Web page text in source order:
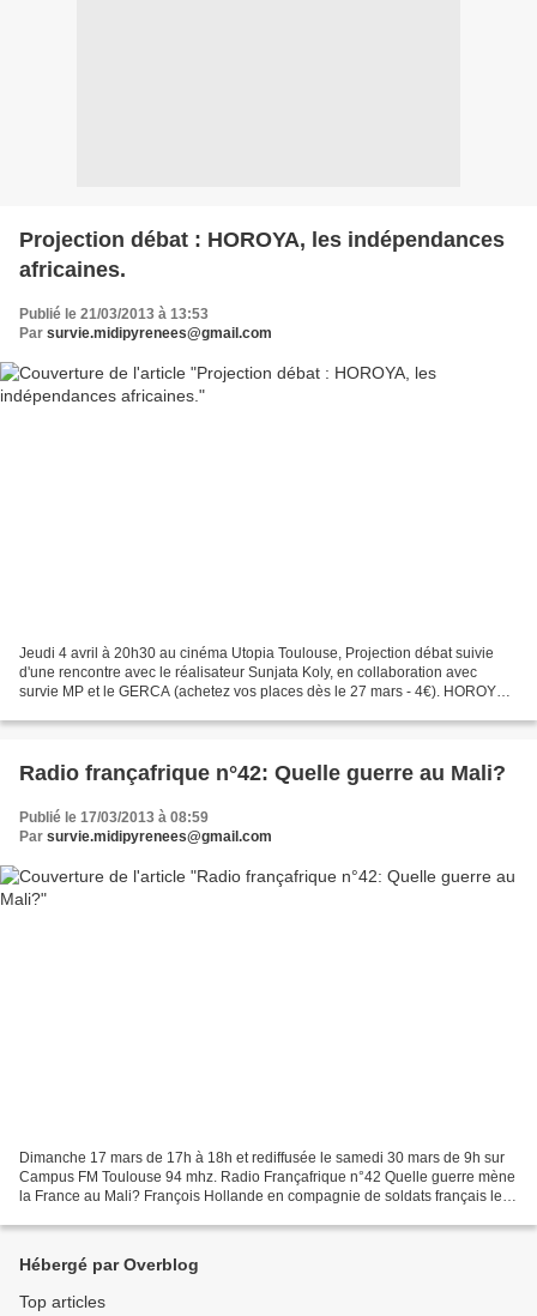
Projection débat : HOROYA, les indépendances
africaines.
Publié le 21/03/2013 à 13:53
Par survie.midipyrenees@gmail.com
Jeudi 4 avril à 20h30 au cinéma Utopia Toulouse, Projection débat suivie
d'une rencontre avec le réalisateur Sunjata Koly, en collaboration avec
survie MP et le GERCA (achetez vos places dès le 27 mars - 4€). HOROYA,
Radio françafrique n°42: Quelle guerre au Mali?
Publié le 17/03/2013 à 08:59
Par survie.midipyrenees@gmail.com
Dimanche 17 mars de 17h à 18h et rediffusée le samedi 30 mars de 9h sur
Campus FM Toulouse 94 mhz. Radio Françafrique n°42 Quelle guerre mène
la France au Mali? François Hollande en compagnie de soldats français le 9
Hébergé par Overblog
Top articles